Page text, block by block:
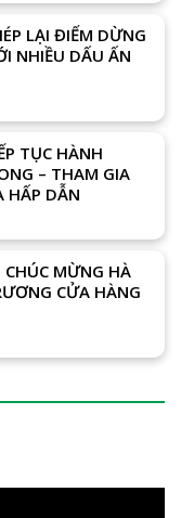
LẠI ĐIỂM DỪNG
NHIỀU DẤU ẤN
TỤC HÀNH
– THAM GIA
HẤP DẪN
MỪNG HÀ
CỬA HÀNG